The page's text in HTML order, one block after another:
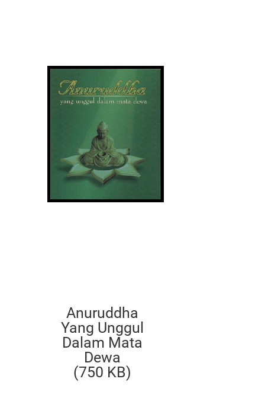
Anuruddha
Yang Unggul
Dalam Mata
Dewa
(750 KB)